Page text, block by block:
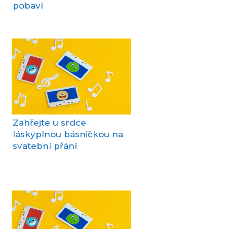
pobaví
Zahřejte u srdce
láskyplnou básničkou na
svatební přání